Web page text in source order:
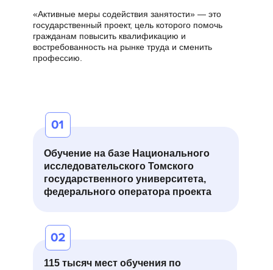
Обучение на базе Национального
исследовательского Томского
государственного университета,
федерального оператора проекта
«Активные меры содействия занятости» — это
государственный проект, цель которого помочь
гражданам повысить квалификацию и
востребованность на рынке труда и сменить
профессию.
115 тысяч мест обучения по